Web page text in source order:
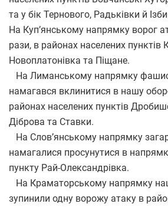
та у бік Тернового, Радьківки й
На Куп’янському напрямку ворог
рази, в районах населених пунктів
Новоплатонівка та Піщане.
На Лиманському напрямку
намагався вклинитися в нашу
районах населених пунктів
Діброва та Ставки.
На Слов’янському напрямку
намагалися просунутися в
пункту Рай-Олександрівка.
На Краматорському напрямку
зупинили одну ворожу атаку в